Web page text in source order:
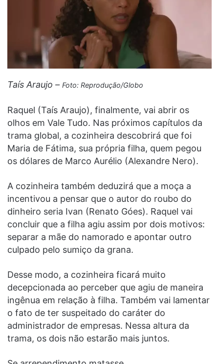
Taís Araujo – Foto: Reprodução/Globo
Raquel (Taís Araujo), finalmente, vai abrir os
olhos em Vale Tudo. Nas próximos capítulos da
trama global, a cozinheira descobrirá que foi
Maria de Fátima, sua própria filha, quem pegou
os dólares de Marco Aurélio (Alexandre Nero).
A cozinheira também deduzirá que a moça a
incentivou a pensar que o autor do roubo do
dinheiro seria Ivan (Renato Góes). Raquel vai
concluir que a filha agiu assim por dois motivos:
separar a mãe do namorado e apontar outro
culpado pelo sumiço da grana.
Desse modo, a cozinheira ficará muito
decepcionada ao perceber que agiu de maneira
ingênua em relação à filha. Também vai lamentar
o fato de ter suspeitado do caráter do
administrador de empresas. Nessa altura da
trama, os dois não estarão mais juntos.